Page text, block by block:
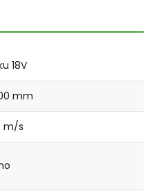
18V
mm
m/s